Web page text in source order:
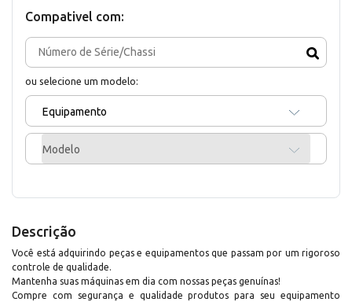
Compativel com:
ou selecione um modelo:
Equipamento
Modelo
Descrição
Você está adquirindo peças e equipamentos que passam por um rigoroso
controle de qualidade.
Mantenha suas máquinas em dia com nossas peças genuínas!
Compre com segurança e qualidade produtos para seu equipamento